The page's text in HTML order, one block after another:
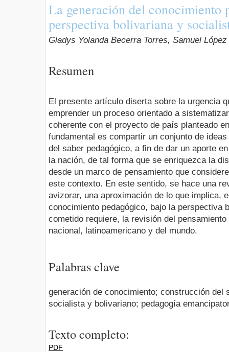
La generación del conocimiento
perspectiva bolivariana y
Gladys Yolanda Becerra Torres, Samuel
Resumen
El presente artículo diserta sobre la urgencia
emprender un proceso orientado a
coherente con el proyecto de país planteado
fundamental es compartir un conjunto de
del saber pedagógico, a fin de dar un aporte
la nación, de tal forma que se enriquezca la
desde un marco de pensamiento que
este contexto. En este sentido, se hace una
avizorar, una aproximación de lo que implica,
conocimiento pedagógico, bajo la perspectiva
cometido requiere, la revisión del
nacional, latinoamericano y del mundo.
Palabras clave
generación de conocimiento; construcción del
socialista y bolivariano; pedagogía
Texto completo:
PDF